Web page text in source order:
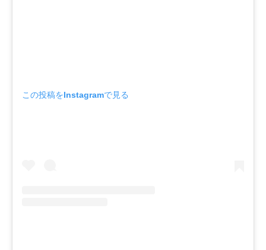
この投稿をInstagramで見る